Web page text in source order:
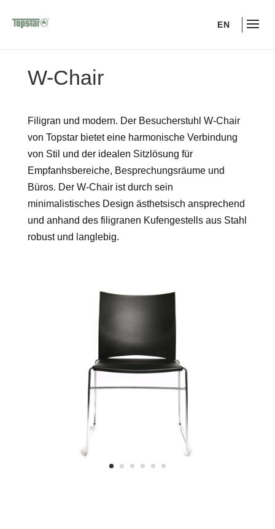
EN
W-Chair
Filigran und modern. Der Besucherstuhl W-Chair
von Topstar bietet eine harmonische Verbindung
von Stil und der idealen Sitzlösung für
Empfanhsbereiche, Besprechungsräume und
Büros. Der W-Chair ist durch sein
minimalistisches Design ästhetsisch ansprechend
und anhand des filigranen Kufengestells aus Stahl
robust und langlebig.